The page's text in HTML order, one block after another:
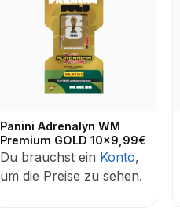
Panini Adrenalyn WM
Premium GOLD 10x9,99€
Du brauchst ein Konto,
um die Preise zu sehen.